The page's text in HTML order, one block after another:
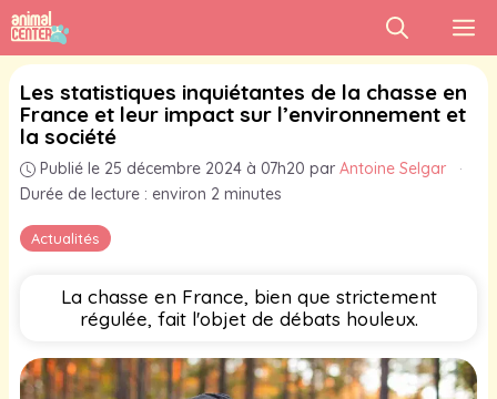
Aller
au
contenu
Actualités
Les statistiques inquiétantes de la chasse en
France et leur impact sur l’environnement et
la société
Publié le 25 décembre 2024 à 07h20 par Antoine Selgar
·
Durée de lecture : environ 2 minutes
La chasse en France, bien que strictement
régulée, fait l'objet de débats houleux.